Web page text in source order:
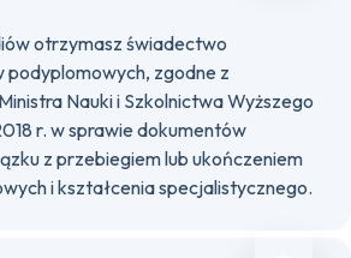
otrzymasz świadectwo
podyplomowych, zgodne z
Nauki i Szkolnictwa Wyższego
r. w sprawie dokumentów
z przebiegiem lub ukończeniem
i kształcenia specjalistycznego.